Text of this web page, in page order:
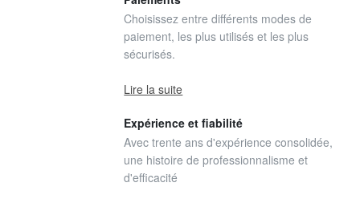
Choisissez entre différents modes de
paiement, les plus utilisés et les plus
sécurisés.
Lire la suite
Expérience et fiabilité
Avec trente ans d'expérience consolidée,
une histoire de professionnalisme et
d'efficacité